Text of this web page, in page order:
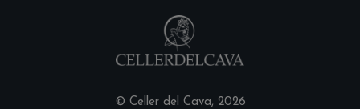
© Celler del Cava, 2026